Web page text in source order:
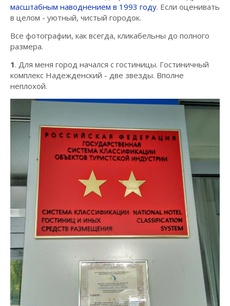
масштабным наводнением в 1993 году. Если оценивать
в целом - уютный, чистый городок.
Все фотографии, как всегда, кликабельны до полного
размера.
1. Для меня город начался с гостиницы. Гостиничный
комплекс Надежденский - две звезды. Вполне
неплохой.